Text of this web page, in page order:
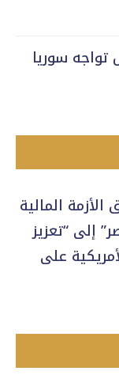
تواجه سوريا
المالية
إلى “تعزيز
على